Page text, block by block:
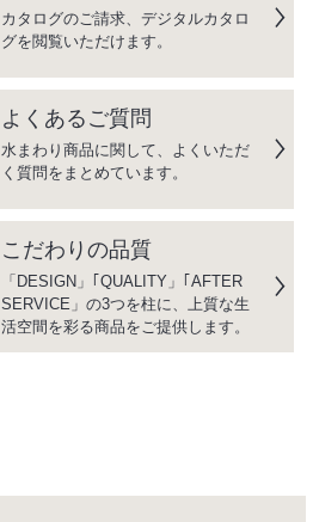
カタログのご請求、デジタルカタロ
グを閲覧いただけます。
よくあるご質問
水まわり商品に関して、よくいただ
く質問をまとめています。
こだわりの品質
「DESIGN」｢QUALITY」｢AFTER
SERVICE」の3つを柱に、上質な生
活空間を彩る商品をご提供します。